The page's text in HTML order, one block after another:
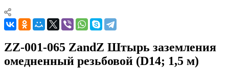
ZZ-001-065 ZandZ Штырь заземления
омедненный резьбовой (D14; 1,5 м)